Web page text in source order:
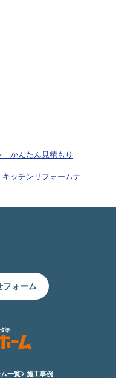
フォーム
一覧 施工事例